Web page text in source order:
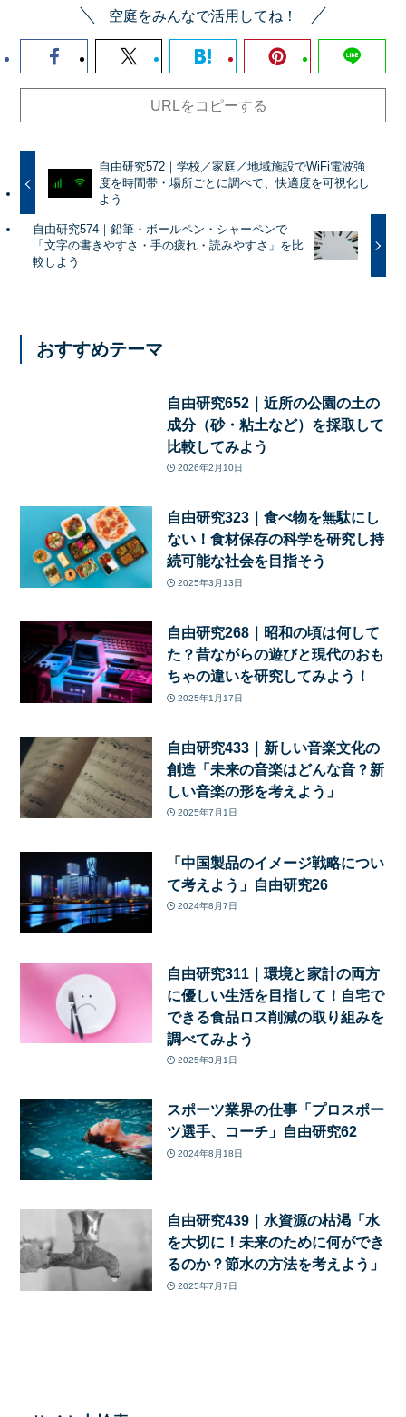
空庭をみんなで活用してね！
URLをコピーする
自由研究572｜学校／家庭／地域施設でWiFi電波強
度を時間帯・場所ごとに調べて、快適度を可視化し
よう
自由研究574｜鉛筆・ボールペン・シャーペンで
「文字の書きやすさ・手の疲れ・読みやすさ」を比
較しよう
おすすめテーマ
自由研究652｜近所の公園の土の
成分（砂・粘土など）を採取して
比較してみよう
2026年2月10日
自由研究323｜食べ物を無駄にし
ない！食材保存の科学を研究し持
続可能な社会を目指そう
2025年3月13日
自由研究268｜昭和の頃は何して
た？昔ながらの遊びと現代のおも
ちゃの違いを研究してみよう！
2025年1月17日
自由研究433｜新しい音楽文化の
創造「未来の音楽はどんな音？新
しい音楽の形を考えよう」
2025年7月1日
「中国製品のイメージ戦略につい
て考えよう」自由研究26
2024年8月7日
自由研究311｜環境と家計の両方
に優しい生活を目指して！自宅で
できる食品ロス削減の取り組みを
調べてみよう
2025年3月1日
スポーツ業界の仕事「プロスポー
ツ選手、コーチ」自由研究62
2024年8月18日
自由研究439｜水資源の枯渇「水
を大切に！未来のために何ができ
るのか？節水の方法を考えよう」
2025年7月7日